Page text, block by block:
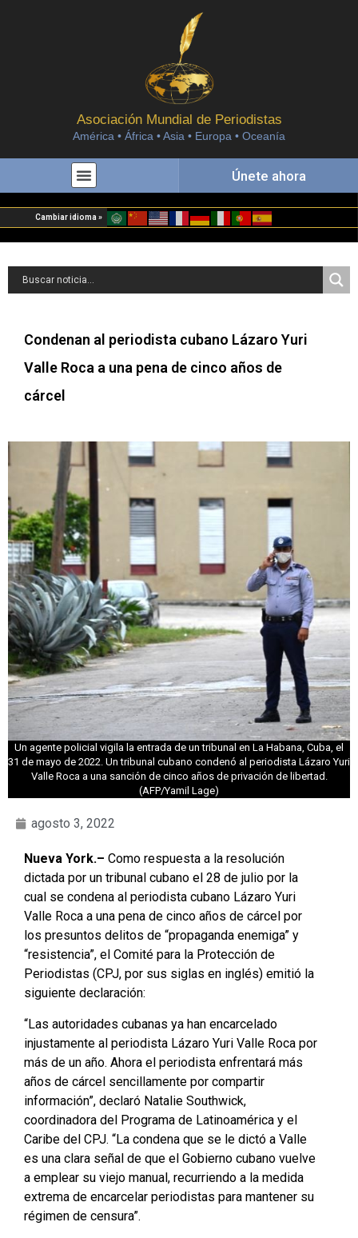
Asociación Mundial de Periodistas
América • África • Asia • Europa • Oceanía
Únete ahora
Cambiar idioma »
Condenan al periodista cubano Lázaro Yuri
Valle Roca a una pena de cinco años de
cárcel
Un agente policial vigila la entrada de un tribunal en La Habana, Cuba, el
31 de mayo de 2022. Un tribunal cubano condenó al periodista Lázaro Yuri
Valle Roca a una sanción de cinco años de privación de libertad.
(AFP/Yamil Lage)
agosto 3, 2022
Nueva York.– Como respuesta a la resolución
dictada por un tribunal cubano el 28 de julio por la
cual se condena al periodista cubano Lázaro Yuri
Valle Roca a una pena de cinco años de cárcel por
los presuntos delitos de “propaganda enemiga” y
“resistencia”, el Comité para la Protección de
Periodistas (CPJ, por sus siglas en inglés) emitió la
siguiente declaración:
“Las autoridades cubanas ya han encarcelado
injustamente al periodista Lázaro Yuri Valle Roca por
más de un año. Ahora el periodista enfrentará más
años de cárcel sencillamente por compartir
información”, declaró Natalie Southwick,
coordinadora del Programa de Latinoamérica y el
Caribe del CPJ. “La condena que se le dictó a Valle
es una clara señal de que el Gobierno cubano vuelve
a emplear su viejo manual, recurriendo a la medida
extrema de encarcelar periodistas para mantener su
régimen de censura”.